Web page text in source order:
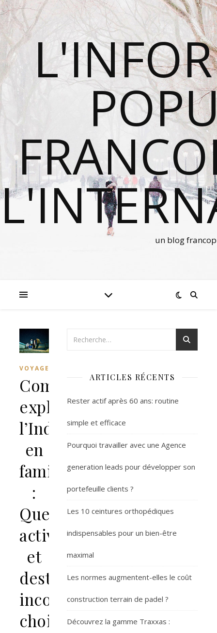
un blog
VOYAGES
Comment
explorer
l’Inde
en
famille
:
Quelles
activités
et
destinations
incontournables
choisir
ARTICLES RÉCENTS
Rester actif après 60 ans: routine
simple et efficace
Pourquoi travailler avec une Agence
generation leads pour développer son
portefeuille clients ?
Les 10 ceintures orthopédiques
indispensables pour un bien-être
maximal
Les normes augmentent-elles le coût
construction terrain de padel ?
Découvrez la gamme Traxxas :